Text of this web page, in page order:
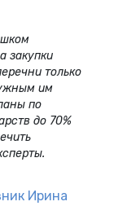
закупки
только
им
по
до 70%
Ирина